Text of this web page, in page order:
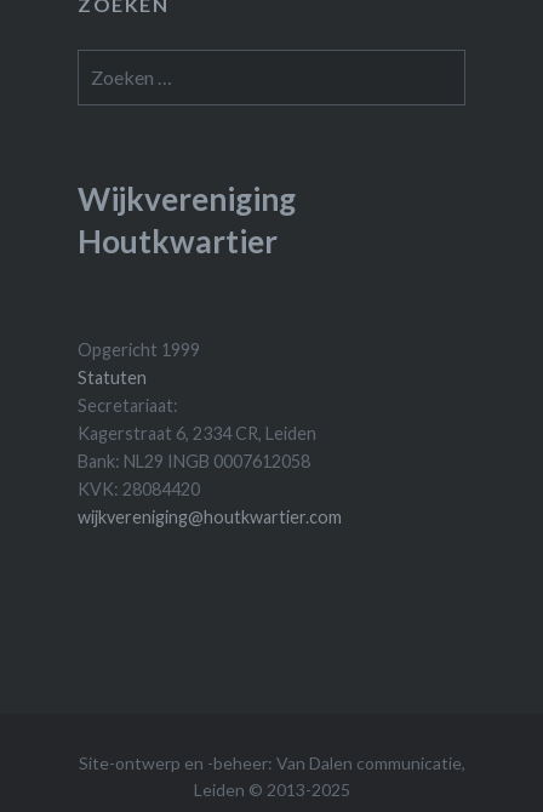
naar:
Wijkvereniging
Houtkwartier
Opgericht 1999
Statuten
Secretariaat:
Kagerstraat 6, 2334 CR, Leiden
Bank: NL29 INGB 0007612058
KVK: 28084420
wijkvereniging@houtkwartier.com
Site-ontwerp en -beheer: Van Dalen communicatie,
Leiden © 2013-2025